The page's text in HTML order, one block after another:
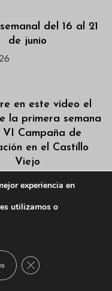
del 16 al 21
de junio
en este vídeo el
la primera semana
VI Campaña de
en el Castillo
Viejo
Campaña de
experiencia en
utilizamos o
CERRAR EL